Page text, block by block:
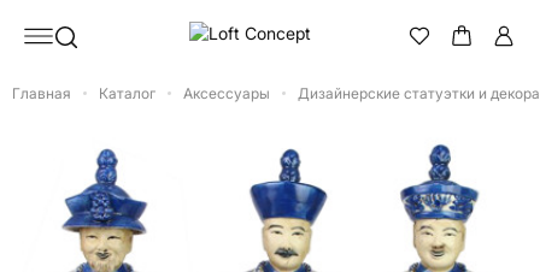
Главная Каталог Аксессуары Дизайнерские статуэтки и